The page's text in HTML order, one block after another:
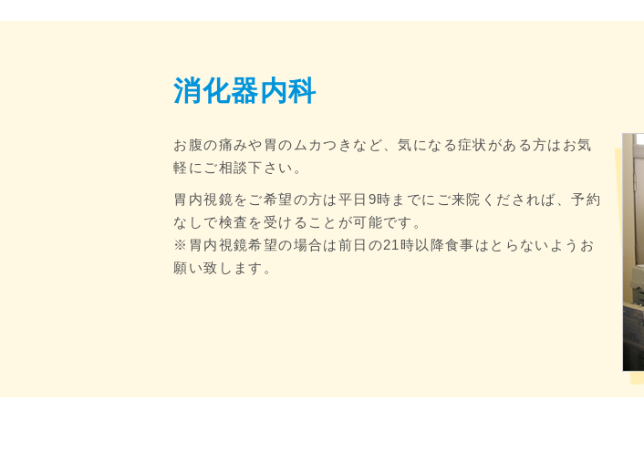
消化器内科
お腹の痛みや胃のムカつきなど、気になる症状がある方はお気
軽にご相談下さい。
胃内視鏡をご希望の方は平日9時までにご来院くだされば、予約
なしで検査を受けることが可能です。
※胃内視鏡希望の場合は前日の21時以降食事はとらないようお
願い致します。